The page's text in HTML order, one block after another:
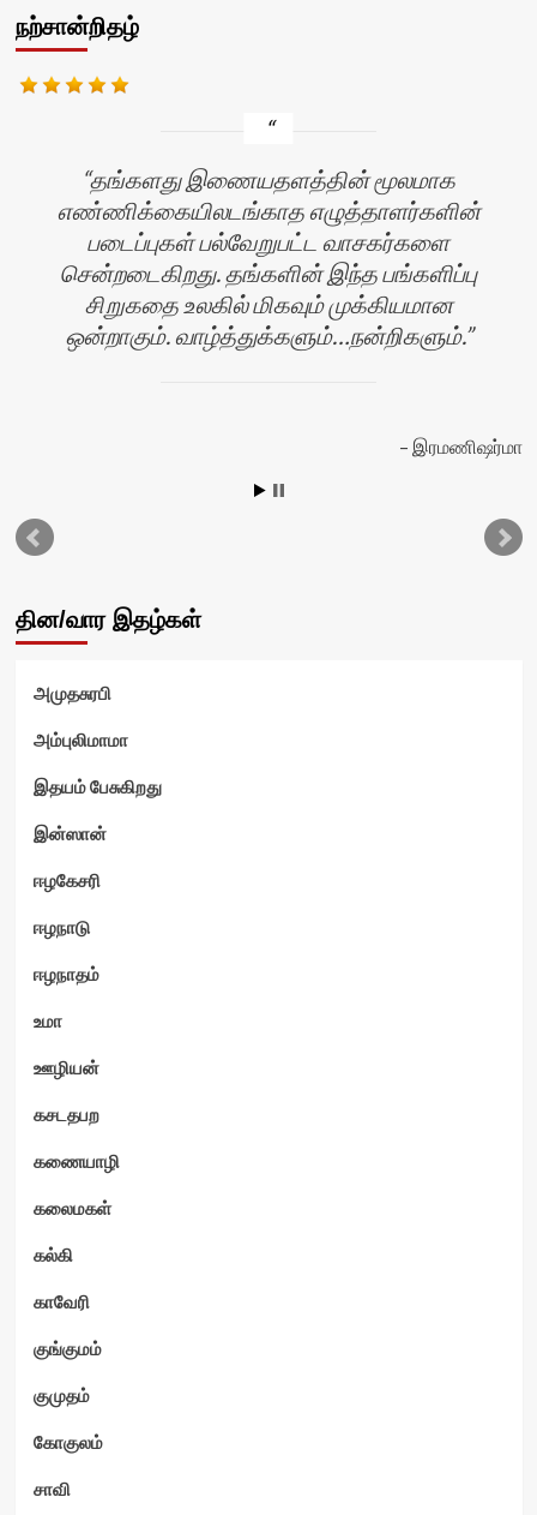
நற்சான்றிதழ்
தங்களது இணையதளத்தின் மூலமாக
எண்ணிக்கையிலடங்காத எழுத்தாளர்களின்
படைப்புகள் பல்வேறுபட்ட வாசகர்களை
சென்றடைகிறது. தங்களின் இந்த பங்களிப்பு
சிறுகதை உலகில் மிகவும் முக்கியமான
ஒன்றாகும். வாழ்த்துக்களும்…நன்றிகளும்.
இரமணிஷர்மா
தின/வார இதழ்கள்
அமுதசுரபி
அம்புலிமாமா
இதயம் பேசுகிறது
இன்ஸான்
ஈழகேசரி
ஈழநாடு
ஈழநாதம்
உமா
ஊழியன்
கசடதபற
கணையாழி
கலைமகள்
கல்கி
காவேரி
குங்குமம்
குமுதம்
கோகுலம்
சாவி